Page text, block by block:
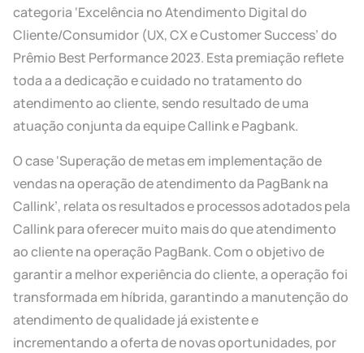
categoria ‘Excelência no Atendimento Digital do
Cliente/Consumidor (UX, CX e Customer Success’ do
Prêmio Best Performance 2023. Esta premiação reflete
toda a a dedicação e cuidado no tratamento do
atendimento ao cliente, sendo resultado de uma
atuação conjunta da equipe Callink e Pagbank.
O case ‘Superação de metas em implementação de
vendas na operação de atendimento da PagBank na
Callink’, relata os resultados e processos adotados pela
Callink para oferecer muito mais do que atendimento
ao cliente na operação PagBank. Com o objetivo de
garantir a melhor experiência do cliente, a operação foi
transformada em híbrida, garantindo a manutenção do
atendimento de qualidade já existente e
incrementando a oferta de novas oportunidades, por